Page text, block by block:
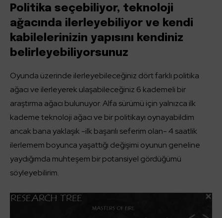
Politika seçebiliyor, teknoloji
ağacında ilerleyebiliyor ve kendi
kabilelerinizin yapısını kendiniz
belirleyebiliyorsunuz
Oyunda üzerinde ilerleyebileceğiniz dört farklı politika
ağacı ve ilerleyerek ulaşabileceğiniz 6 kademeli bir
araştırma ağacı bulunuyor. Alfa sürümü için yalnızca ilk
kademe teknoloji ağacı ve bir politikayı oynayabildim
ancak bana yaklaşık -ilk başarılı seferim olan- 4 saatlik
ilerlemem boyunca yaşattığı değişimi oyunun geneline
yaydığımda muhteşem bir potansiyel gördüğümü
söyleyebilirim.